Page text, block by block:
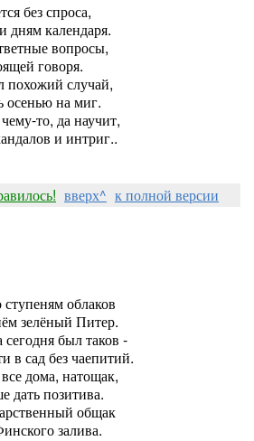
без спроса,
дням календаря.
вопросы,
говоря.
похожий случай,
осенью на миг.
то, да научит,
и интриг..
вверх^ к полной версии
облаков
зелёный Питер.
был таков -
в сад без чаепитий.
дома, натощак,
дать позитива.
общак
залива.